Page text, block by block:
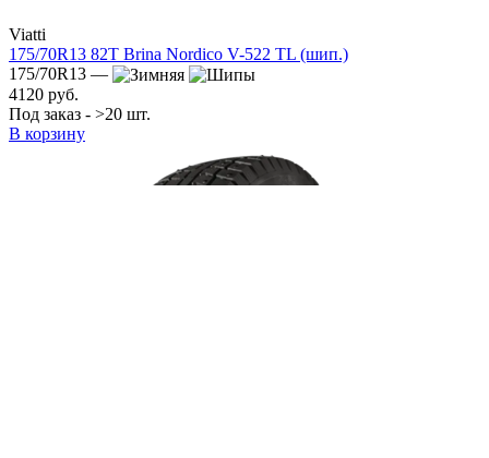
Viatti
175/70R13 82T Brina Nordico V-522 TL (шип.)
175/70R13 —
4120 руб.
Под заказ - >20 шт.
В корзину